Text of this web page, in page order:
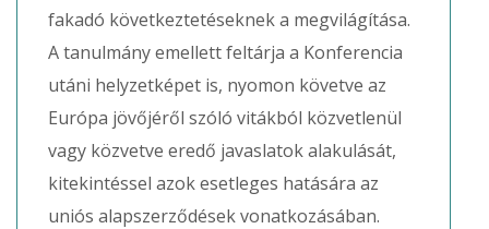
fakadó következtetéseknek a megvilágítása.
A tanulmány emellett feltárja a Konferencia
utáni helyzetképet is, nyomon követve az
Európa jövőjéről szóló vitákból közvetlenül
vagy közvetve eredő javaslatok alakulását,
kitekintéssel azok esetleges hatására az
uniós alapszerződések vonatkozásában.